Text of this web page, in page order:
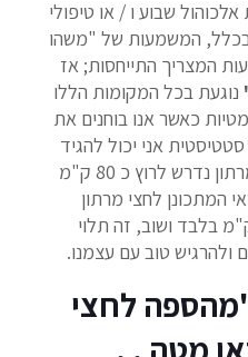
שבוע ו / או טיפולי
ובכלל, המשמעות של "משהו
המצריך התייחסות; אז
נוגעת בכל המקומות הללו
כאשר אנו בוחנים את
אני יכול להגיד
שספורטאי שאני מכין אותו למרתון נדרש לרוץ כ 80 ק"מ
המתכונן לחצי מרתון
בתקופת השיא לכ 40 ק"מ בלבד ושוב, זה תלוי
ולהרגיש טוב עם עצמנו.
לחצי